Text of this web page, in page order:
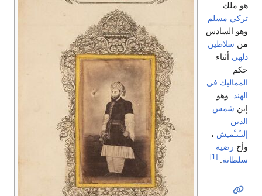
هو ملك
تركي مسلم
وهو السادس
من سلاطين
دلهي أثناء
حكم
المماليك في
الهند
. وهو
إبن شمس
الدين
إلتـُتـْمـِش ،
وأخ رضية
سلطانة
[1]